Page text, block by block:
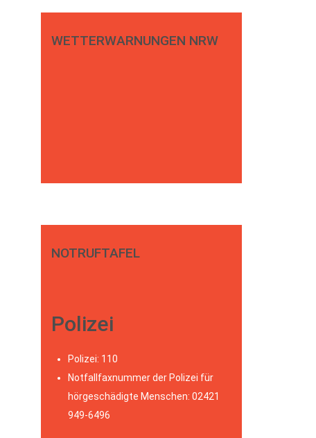
WETTERWARNUNGEN NRW
NOTRUFTAFEL
Polizei
Polizei: 110
Notfallfaxnummer der Polizei für
hörgeschädigte Menschen: 02421
949-6496